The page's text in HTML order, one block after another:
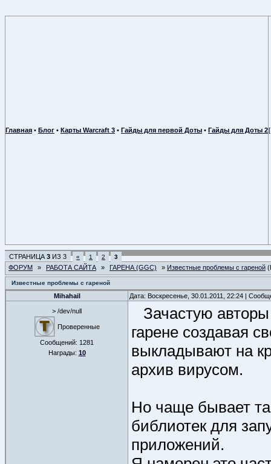
Главная • Блог • Карты Warcraft 3 • Гайды для первой Доты • Гайды для Доты 2
СТРАНИЦА 3 ИЗ 3 « 1 2 3
ФОРУМ » РАБОТА САЙТА » ГАРЕНА (GGC) » Известные проблемы с гареной
Известные проблемы с гареной
Mihahail Дата: Воскресенье, 30.01.2011, 22:24 |
> /dev/null
Проверенные
Сообщений: 1281
Награды: 10
Зачастую
гарене создавая
выкладывают на
архив вирусом.
Но чаще бывает
библиотек для
приложений.